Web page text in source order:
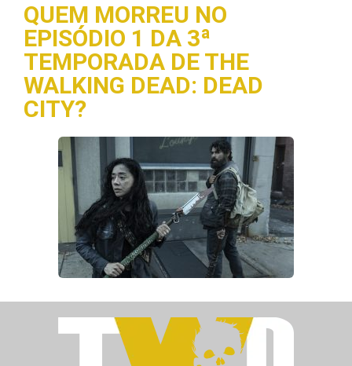
QUEM MORREU NO
EPISÓDIO 1 DA 3ª
TEMPORADA DE THE
WALKING DEAD: DEAD
CITY?